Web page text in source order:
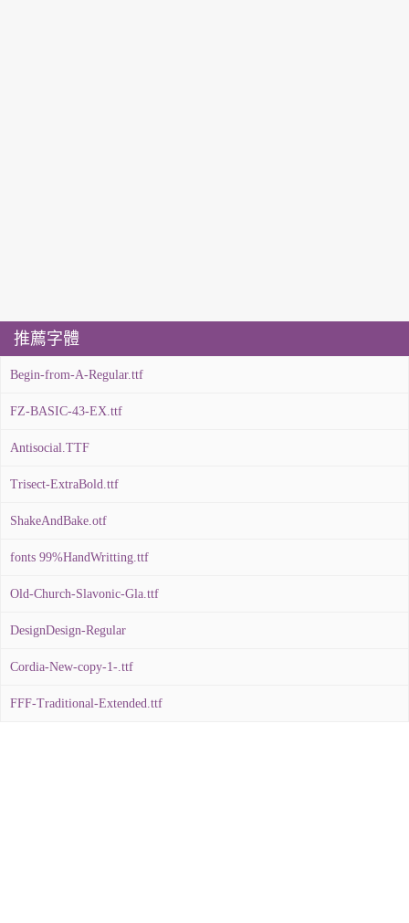
推薦字體
Begin-from-A-Regular.ttf
FZ-BASIC-43-EX.ttf
Antisocial.TTF
Trisect-ExtraBold.ttf
ShakeAndBake.otf
fonts 99%HandWritting.ttf
Old-Church-Slavonic-Gla.ttf
DesignDesign-Regular
Cordia-New-copy-1-.ttf
FFF-Traditional-Extended.ttf